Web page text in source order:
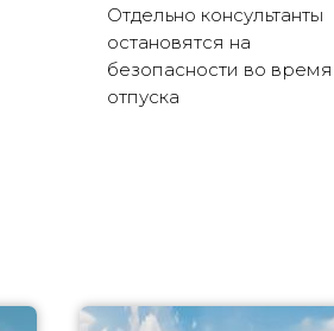
Отдельно консультанты
остановятся на
безопасности во время
отпуска